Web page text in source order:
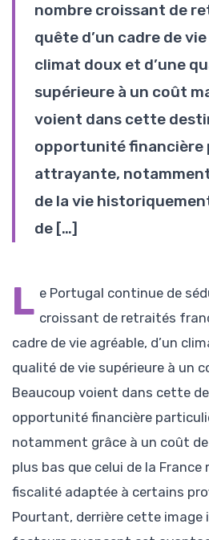
nombre croissant de
quête d’un cadre de
climat doux et d’une
supérieure à un coût
voient dans cette
opportunité financière
attrayante,
de la vie
de […]
L e Portugal continue de
croissant de retraités
cadre de vie agréable, d’un
qualité de vie supérieure à un
Beaucoup voient dans cette
opportunité financière
notamment grâce à un coût
plus bas que celui de la
fiscalité adaptée à certains
Pourtant, derrière cette image